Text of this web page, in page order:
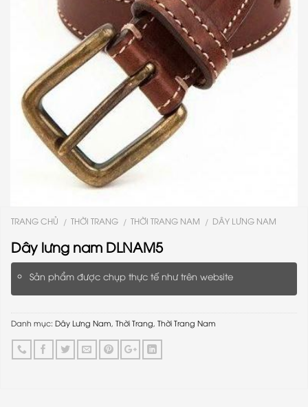
TRANG CHỦ / THỜI TRANG / THỜI TRANG NAM / DÂY LƯNG NAM
Dây lưng nam DLNAM5
Sản phẩm được chụp thực tế như trên website
Danh mục: Dây Lưng Nam Thời Trang Thời Trang Nam